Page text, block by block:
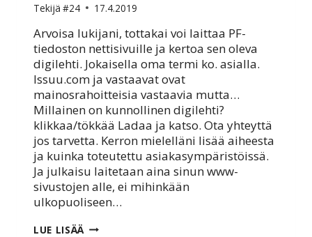
Tekijä #24 17.4.2019
Arvoisa lukijani, tottakai voi laittaa PF-
tiedoston nettisivuille ja kertoa sen oleva
digilehti. Jokaisella oma termi ko. asialla.
Issuu.com ja vastaavat ovat
mainosrahoitteisia vastaavia mutta…
Millainen on kunnollinen digilehti?
klikkaa/tökkää Ladaa ja katso. Ota yhteyttä
jos tarvetta. Kerron mielelläni lisää aiheesta
ja kuinka toteutettu asiakasympäristöissä.
Ja julkaisu laitetaan aina sinun www-
sivustojen alle, ei mihinkään
ulkopuoliseen…
LUE LISÄÄ KUNNOLLA